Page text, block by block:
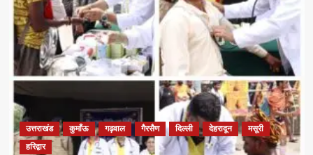
उत्तराखंड कुमाँऊ गढ़वाल गैरसैण दिल्ली देहरादून
मसूरी
हरिद्वार